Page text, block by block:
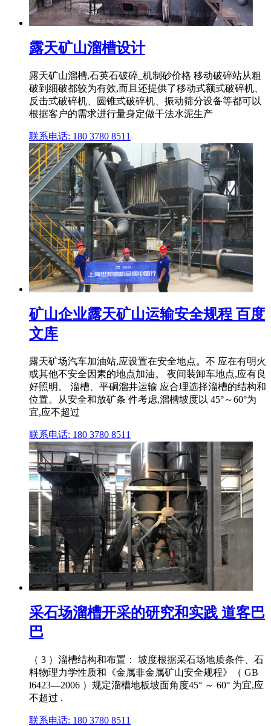
露天矿山溜槽设计
露天矿山溜槽,石英石破碎_机制砂价格 移动破碎站从粗
破到细破都较为有效,而且还提供了移动式额式破碎机、
反击式破碎机、圆锥式破碎机、振动筛分设备等都可以
根据客户的需求进行量身定做干法水泥生产
联系电话: 180 3780 8511
矿山企业露天矿山运输安全规程 百度
文库
露天矿场汽车加油站,应设置在安全地点。不 应在有明火
或其他不安全因素的地点加油。 夜间装卸车地点,应有良
好照明。 溜槽、平硐溜井运输 应合理选择溜槽的结构和
位置。从安全和放矿条 件考虑,溜槽坡度以 45°～60°为
宜,应不超过
联系电话: 180 3780 8511
采石场溜槽开采的研究和实践 道客巴
巴
（ 3 ）溜槽结构和布置： 坡度根据采石场地质条件、石
料物理力学性质和《金属非金属矿山安全规程》（ GB
l6423—2006 ）规定溜槽地板坡面角度45° ～ 60° 为宜,应
不超过 .
联系电话: 180 3780 8511